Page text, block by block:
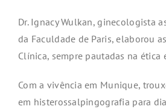
Dr. Ignacy Wulkan, ginecologista
da Faculdade de Paris, elaborou
Clínica, sempre pautadas na ética
Com a vivência em Munique,
em histerossalpingografia para